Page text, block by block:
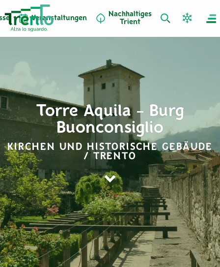
Veranstaltungen
Nachhaltiges
Trient
Torre Aquila – Burg
Buonconsiglio
KIRCHEN UND HISTORISCHE GEBÄUDE
/ TRENTO